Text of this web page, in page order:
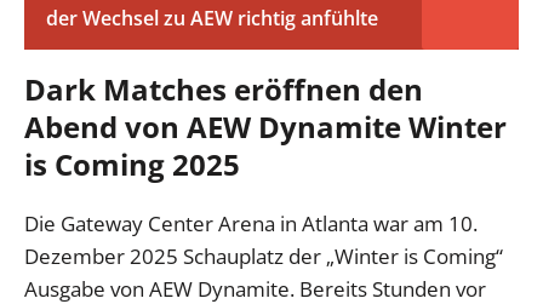
der Wechsel zu AEW richtig anfühlte
Dark Matches eröffnen den
Abend von AEW Dynamite Winter
is Coming 2025
Die Gateway Center Arena in Atlanta war am 10.
Dezember 2025 Schauplatz der „Winter is Coming“
Ausgabe von AEW Dynamite. Bereits Stunden vor